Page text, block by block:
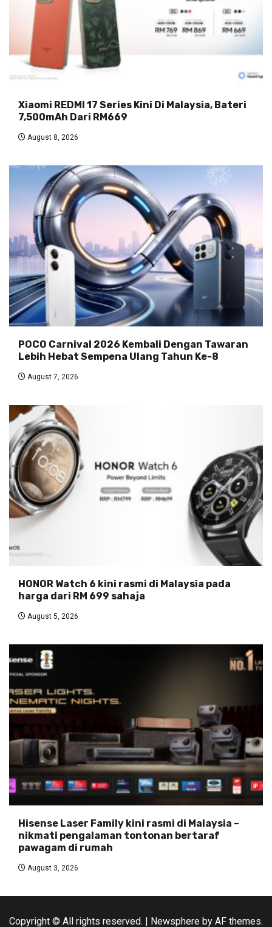
Xiaomi REDMI 17 Series Kini Di Malaysia, Bateri
7,500mAh Dari RM669
August 8, 2026
POCO Carnival 2026 Kembali Dengan Tawaran
Lebih Hebat Sempena Ulang Tahun Ke-8
August 7, 2026
HONOR Watch 6 kini rasmi di Malaysia pada
harga dari RM 699 sahaja
August 5, 2026
Hisense Laser Family kini rasmi di Malaysia –
nikmati pengalaman tontonan bertaraf
pawagam di rumah
August 3, 2026
Copyright © All rights reserved. Newsphere by AF themes.